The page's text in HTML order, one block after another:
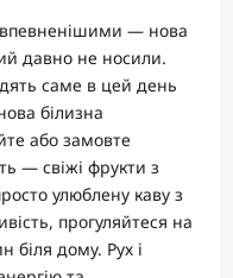
впевненішими — нова
давно не носили.
саме в цей день
білизна
або замовте
— свіжі фрукти з
улюблену каву з
прогуляйтеся на
біля дому. Рух і